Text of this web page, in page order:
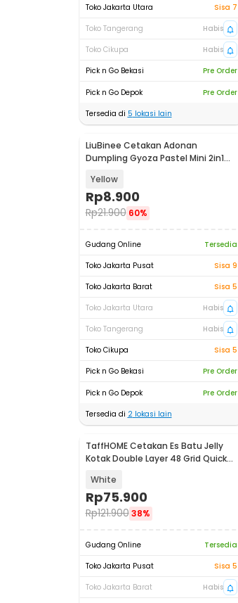
Toko Jakarta Utara
Sisa 7
Toko Tangerang
Habis
Toko Cikupa
Habis
Pick n Go Bekasi
Pre Order
Pick n Go Depok
Pre Order
Tersedia di 5 lokasi lain
LiuBinee Cetakan Adonan
Dumpling Gyoza Pastel Mini 2in1
Yellow
Rp8.900
Rp21.900 60%
Gudang Online
Tersedia
Toko Jakarta Pusat
Sisa 9
Toko Jakarta Barat
Sisa 5
Toko Jakarta Utara
Habis
Toko Tangerang
Habis
Toko Cikupa
Sisa 5
Pick n Go Bekasi
Pre Order
Pick n Go Depok
Pre Order
Tersedia di 2lokasi lain
TaffHOME Cetakan Es Batu Jelly
Kotak Double Layer 48 Grid Quick
White
Rp75.900
Rp121.900 38%
Gudang Online
Tersedia
Toko Jakarta Pusat
Sisa 5
Toko Jakarta Barat
Habis